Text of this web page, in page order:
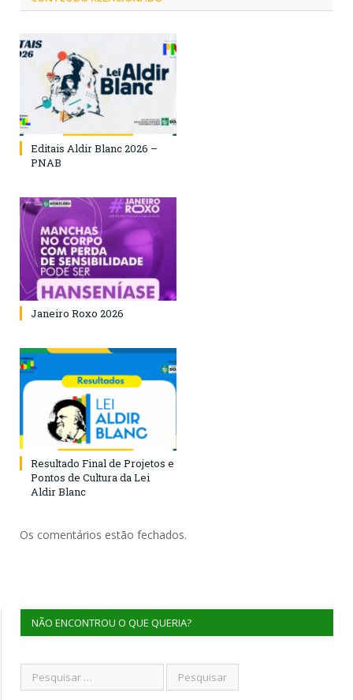
Editais Aldir Blanc 2026 –
PNAB
Janeiro Roxo 2026
Resultado Final de Projetos e
Pontos de Cultura da Lei
Aldir Blanc
Os comentários estão fechados.
NÃO ENCONTROU O QUE QUERIA?